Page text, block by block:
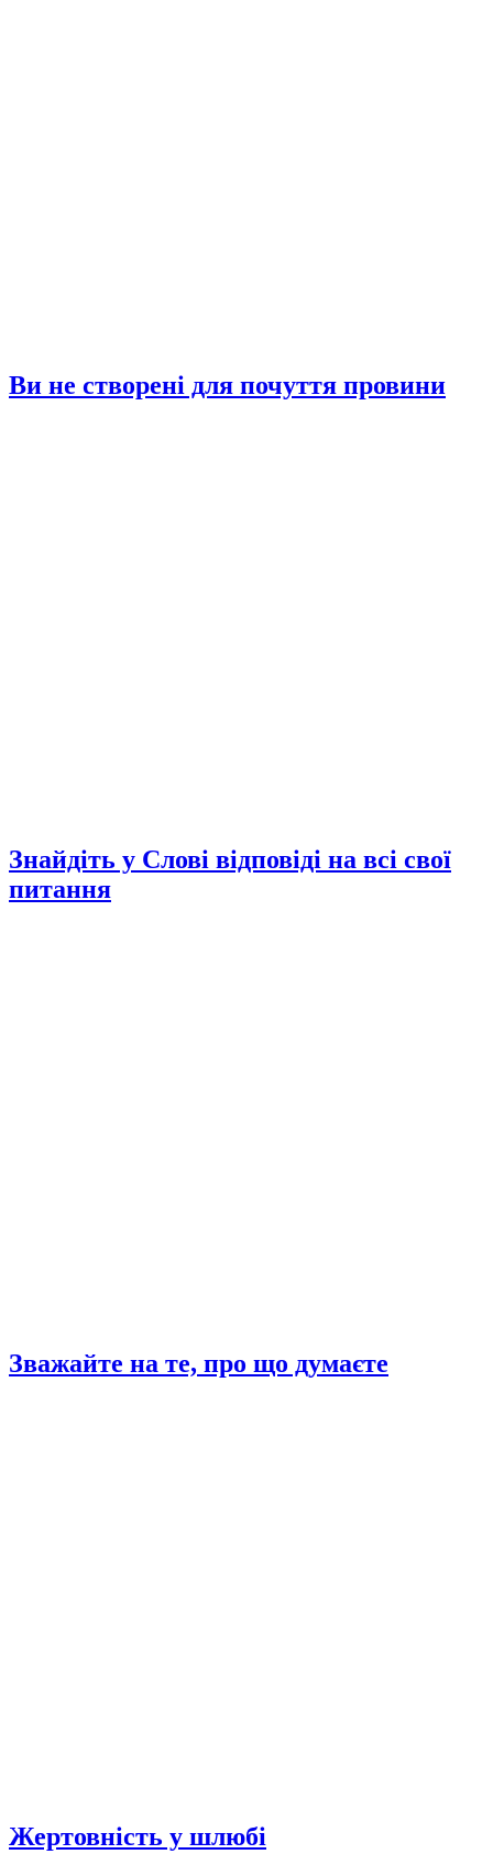
Ви не створені для почуття провини
Знайдіть у Слові відповіді на всі свої
питання
Зважайте на те, про що думаєте
Жертовність у шлюбі